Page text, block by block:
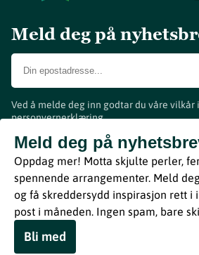
Kino på Biorama: Song Sung Blue
Meld deg på
Ved å melde deg inn godtar du våre
personvernerklæring.
Meld deg på
Oppdag mer! Motta skjulte perler,
spennende arrangementer. Meld
og få skreddersydd inspirasjon rett i
post i måneden. Ingen spam, bare
Bli med
www.visitvestfold.com
Turistinformasjon
Vestfold Fylkeskommune
ByBreakfast